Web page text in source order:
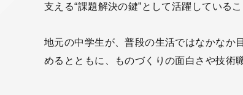
支える“課題解決の鍵”として活躍している
地元の中学生が、普段の生活ではなかなか
めるとともに、ものづくりの面白さや技術